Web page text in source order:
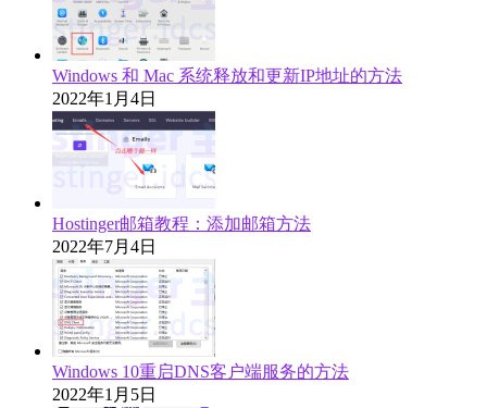
Windows 和 Mac 系统释放和更新IP地址的方法
2022年1月4日
Hostinger邮箱教程：添加邮箱方法
2022年7月4日
Windows 10重启DNS客户端服务的方法
2022年1月5日